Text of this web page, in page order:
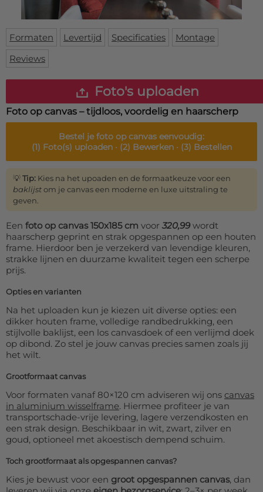
Vloermat
Skateboard deck
Inloggen
WhatsApp
Formaten Levertijd Specificaties
Montage
Reviews
Foto's uploaden
Foto op canvas – tijdloos, voordelig en haarscherp
Bestel jefoto op canvas eenvoudig:
(1) Foto(s) uploaden · (2) Bewerken · (3) Bestellen
💡Tip: Kies na het upoaden en de formaatkeuze voor een
baklijstom je canvas een moderne en luxe uitstraling te
geven.
Een foto op canvas 150x185 cm voor 320,99wordt
haarscherp geprint en strak opgespannen op een houten
frame. Hierdoor ben je verzekerd van levendige kleuren,
strakke lijnen en duurzame kwaliteit tegen een scherpe
prijs.
Opties en varianten
Na het uploaden kun je kiezen uit diverse opties: een
dikker houten frame, volledige randbedrukking, een
stijlvolle baklijst, een los canvasdoek of een verlijmd doek
op dibond. Zo stel je jouw canvas precies samen zoals jij
het wilt.
Grootformaat canvas
Voor formaten vanaf 80×120 cm adviseren wij ons canvas
in aluminium wisselframe. Hiermee profiteer je van
transportschade-vrije levering, lagere verzendkosten en
een strak design. Beschikbaar in wit, zwart, zilver en
goud, optioneel met akoestisch dempend schuim.
Toch grootformaat als opgespannen canvas?
Kies je bewust voor een groot opgespannen canvas, dan